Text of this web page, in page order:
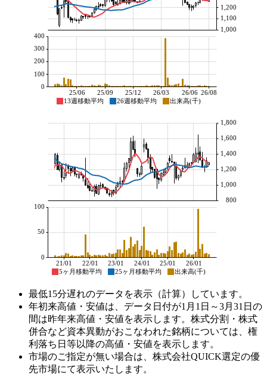
13週移動平均 26週移動平均 出来高(千)
26/08
26/06
26/03
25/12
25/09
25/06
1,000
1,100
1,200
0
100
200
300
400
5ヶ月移動平均 25ヶ月移動平均 出来高(千)
26/01
25/01
24/01
23/01
22/01
21/01
800
1,000
1,200
1,400
1,600
1,800
0
50
100
最低15分遅れのデータを表示（計算）しています。
年初来高値・安値は、データ日付が1月1日～3月31日の
間は昨年来高値・安値を表示します。株式分割・株式
併合など資本異動がおこなわれた銘柄については、権
利落ち日等以降の高値・安値を表示します。
市場のご指定が無い場合は、株式会社QUICK選定の優
先市場にて表示いたします。